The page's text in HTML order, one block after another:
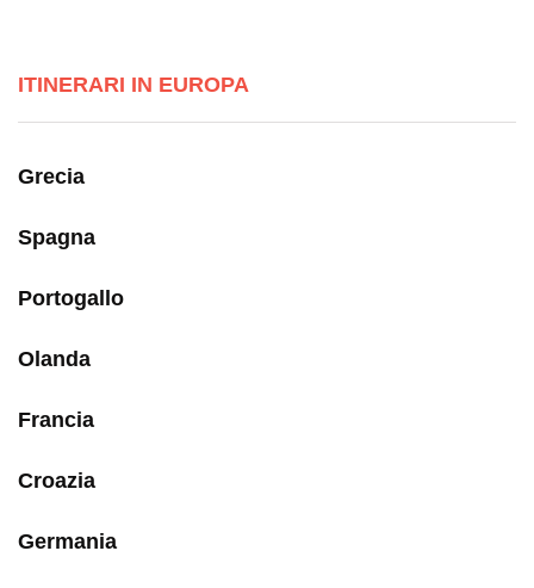
ITINERARI IN EUROPA
Grecia
Spagna
Portogallo
Olanda
Francia
Croazia
Germania